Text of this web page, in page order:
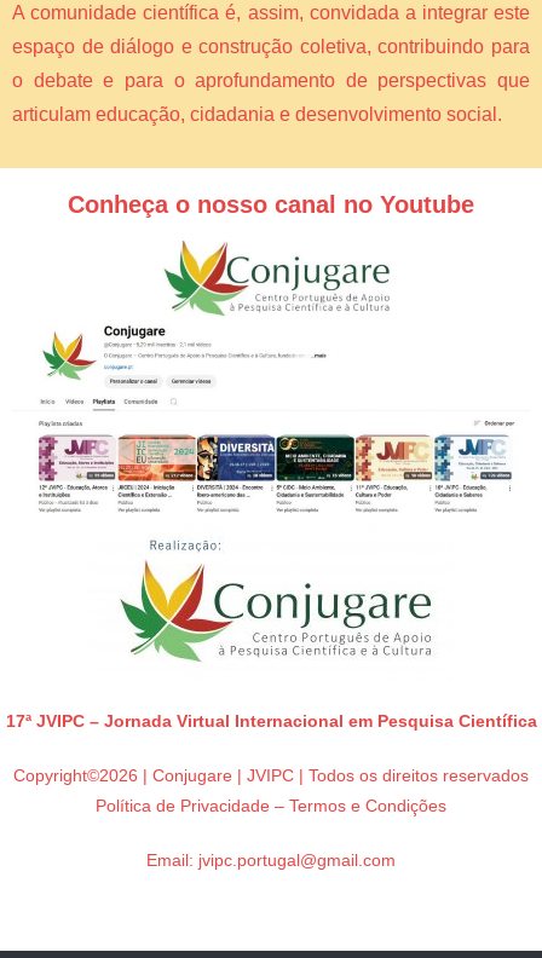
A comunidade científica é, assim, convidada a integrar este
espaço de diálogo e construção coletiva, contribuindo para
o debate e para o aprofundamento de perspectivas que
articulam educação, cidadania e desenvolvimento social.
Conheça o nosso canal no Youtube
17ª JVIPC – Jornada Virtual Internacional em Pesquisa Científica
Copyright©2026 | Conjugare | JVIPC | Todos os direitos reservados
Política de Privacidade – Termos e Condições
Email: jvipc.portugal@gmail.com